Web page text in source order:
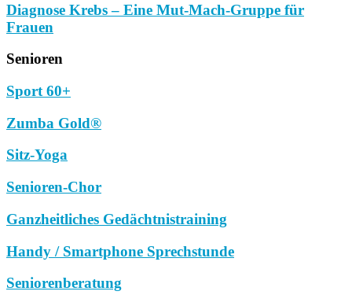
Diagnose Krebs – Eine Mut-Mach-Gruppe für
Frauen
Senioren
Sport 60+
Zumba Gold®
Sitz-Yoga
Senioren-Chor
Ganzheitliches Gedächtnistraining
Handy / Smartphone Sprechstunde
Seniorenberatung